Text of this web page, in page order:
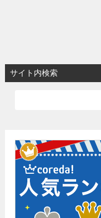
サイト内検索